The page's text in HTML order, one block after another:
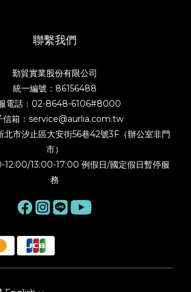
聯繫我們
勤貿實業股份有限公司
統一編號：86156488
電話：02-8648-6106#8000
信箱：service@aurlia.com.tw
北市汐止區大安街56巷42號3F（辦公室非門
市）
12:00/13:00-17:00 例假日/國定假日暫停服
務